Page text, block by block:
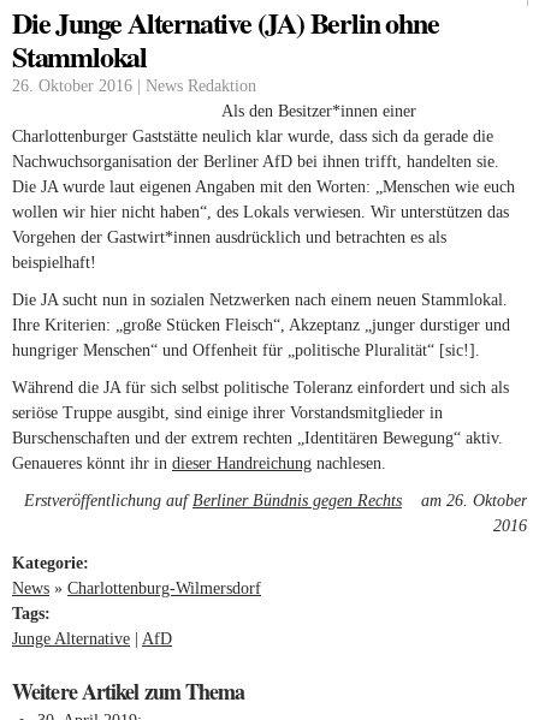
Die Junge Alternative (JA) Berlin ohne
Stammlokal
26. Oktober 2016 | News Redaktion
Als den Besitzer*innen einer
Charlottenburger Gaststätte neulich klar wurde, dass sich da gerade die
Nachwuchsorganisation der Berliner AfD bei ihnen trifft, handelten sie.
Die JA wurde laut eigenen Angaben mit den Worten: „Menschen wie euch
wollen wir hier nicht haben“, des Lokals verwiesen. Wir unterstützen das
Vorgehen der Gastwirt*innen ausdrücklich und betrachten es als
beispielhaft!
Die JA sucht nun in sozialen Netzwerken nach einem neuen Stammlokal.
Ihre Kriterien: „große Stücken Fleisch“, Akzeptanz „junger durstiger und
hungriger Menschen“ und Offenheit für „politische Pluralität“ [sic!].
Während die JA für sich selbst politische Toleranz einfordert und sich als
seriöse Truppe ausgibt, sind einige ihrer Vorstandsmitglieder in
Burschenschaften und der extrem rechten „Identitären Bewegung“ aktiv.
Genaueres könnt ihr in dieser Handreichung nachlesen.
Erstveröffentlichung aufBerliner Bündnis gegen Rechts (link is external)
am 26. Oktober
2016
Kategorie:
News » Charlottenburg-Wilmersdorf
Tags:
Junge Alternative
AfD
Weitere Artikel zum Thema